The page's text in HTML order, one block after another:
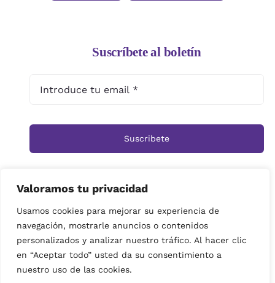
Valoramos tu privacidad
Usamos cookies para mejorar su experiencia de
navegación, mostrarle anuncios o contenidos
personalizados y analizar nuestro tráfico. Al hacer clic
en “Aceptar todo” usted da su consentimiento a
nuestro uso de las cookies.
Suscríbete al boletín
Suscribete
Inicio Tienda Ramos Rosas
Centros
Cestas
Arreglos Funerarios
Contacto
Política de privacidad
© Copyright 2019 | imagenes propiedad de Floristeria
Miramar| Derechos reservados|